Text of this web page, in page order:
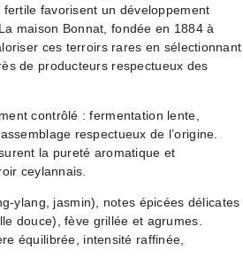
favorisent un développement
maison Bonnat, fondée en 1884 à
ces terroirs rares en sélectionnant
de producteurs respectueux des
contrôlé : fermentation lente,
respectueux de l’origine.
la pureté aromatique et
ceylannais.
ylang, jasmin), notes épicées délicates
douce), fève grillée et agrumes.
équilibrée, intensité raffinée,